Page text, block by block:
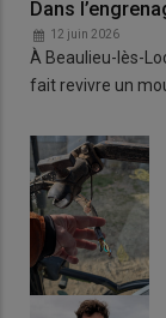
Dans
12 juin 2026
À Beaulieu-lès-
fait revivre un